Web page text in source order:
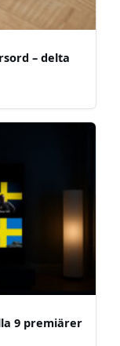
– delta
9 premiärer